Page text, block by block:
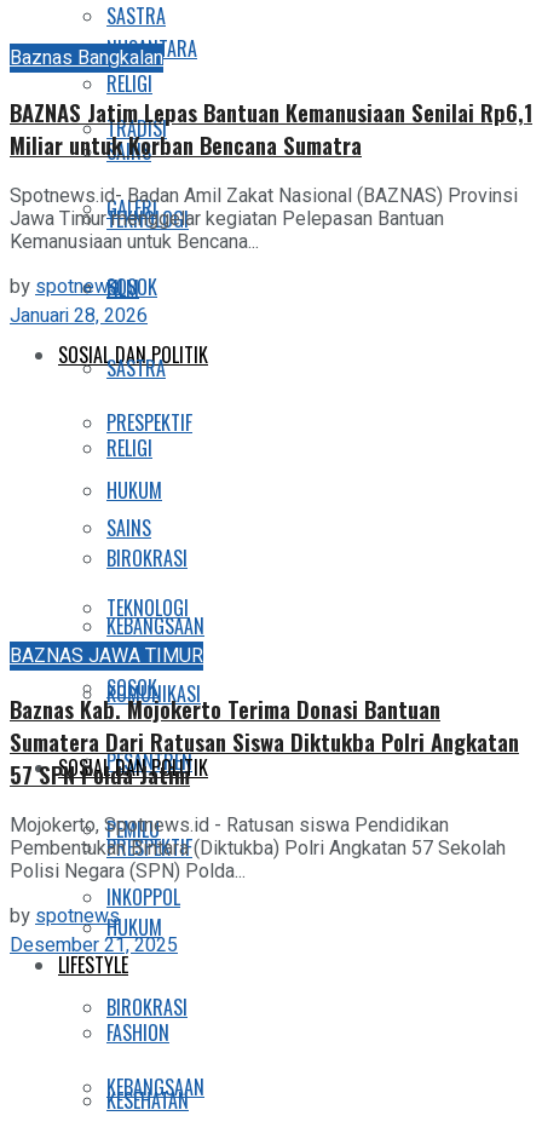
SASTRA
RELIGI
SAINS
TEKNOLOGI
SOSOK
SOSIAL DAN POLITIK
PRESPEKTIF
HUKUM
BIROKRASI
KEBANGSAAN
KOMUNIKASI
PESANTREN
PEMILU
INKOPPOL
LIFESTYLE
FASHION
KESEHATAN
NUSANTARA
TRADISI
GALERI
FILM
SASTRA
RELIGI
SAINS
TEKNOLOGI
SOSOK
SOSIAL DAN POLITIK
PRESPEKTIF
HUKUM
BIROKRASI
KEBANGSAAN
Baznas Bangkalan
BAZNAS Jatim Lepas Bantuan Kemanusiaan Senilai Rp6,1
Miliar untuk Korban Bencana Sumatra
Spotnews.id- Badan Amil Zakat Nasional (BAZNAS) Provinsi
Jawa Timur menggelar kegiatan Pelepasan Bantuan
Kemanusiaan untuk Bencana...
by spotnews
Januari 28, 2026
BAZNAS JAWA TIMUR
Baznas Kab. Mojokerto Terima Donasi Bantuan
Sumatera Dari Ratusan Siswa Diktukba Polri Angkatan
57 SPN Polda Jatim
Mojokerto, Spotnews.id - Ratusan siswa Pendidikan
Pembentukan Bintara (Diktukba) Polri Angkatan 57 Sekolah
Polisi Negara (SPN) Polda...
byspotnews
Desember 21, 2025